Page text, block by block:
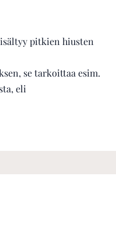
pitkien hiusten
se tarkoittaa esim.
eli